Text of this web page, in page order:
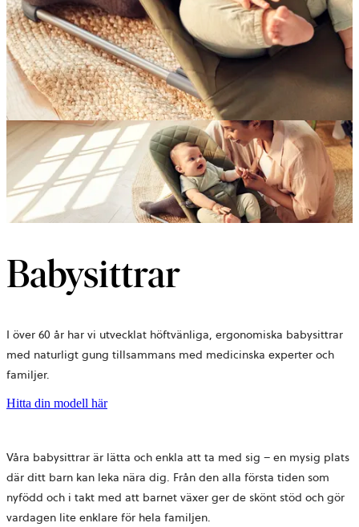
Babysittrar
I över 60 år har vi utvecklat höftvänliga, ergonomiska babysittrar
med naturligt gung tillsammans med medicinska experter och
familjer.
Hitta din modell här
Våra babysittrar är lätta och enkla att ta med sig – en mysig plats
där ditt barn kan leka nära dig. Från den alla första tiden som
nyfödd och i takt med att barnet växer ger de skönt stöd och gör
vardagen lite enklare för hela familjen.